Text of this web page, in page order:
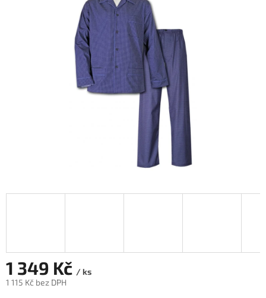
hvězdiček.
1 349 Kč / ks
1 115 Kč bez DPH